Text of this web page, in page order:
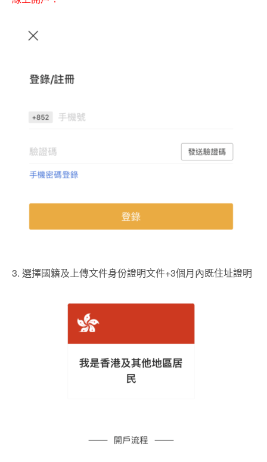
3. 選擇國籍及上傳文件身份證明文件+3個月內既住址證明